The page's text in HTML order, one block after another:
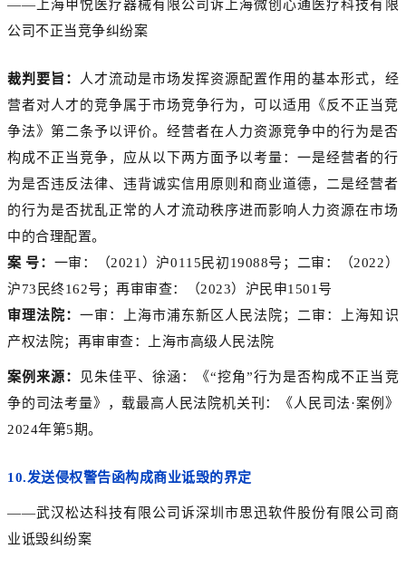
——上海甲悦医疗器械有限公司诉上海微创心通医疗科技有限
公司不正当竞争纠纷案
裁判要旨：
人才流动是市场发挥资源配置作用的基本形式，经
营者对人才的竞争属于市场竞争行为，可以适用《反不正当竞
争法》第二条予以评价。经营者在人力资源竞争中的行为是否
构成不正当竞争，应从以下两方面予以考量：一是经营者的行
为是否违反法律、违背诚实信用原则和商业道德，二是经营者
的行为是否扰乱正常的人才流动秩序进而影响人力资源在市场
中的合理配置。
案 号： 一审：（2021）沪0115民初19088号；二审：（2022）
沪73民终162号；再审审查：（2023）沪民申1501号
审理法院：一审：上海市浦东新区人民法院；二审：上海知识
产权法院；再审审查：上海市高级人民法院
案例来源：
见朱佳平、徐涵：《“挖角”行为是否构成不正当竞
争的司法考量》，载最高人民法院机关刊：《人民司法·案例》
2024年第5期。
10.发送侵权警告函构成商业诋毁的界定
——武汉松达科技有限公司诉深圳市思迅软件股份有限公司商
业诋毁纠纷案